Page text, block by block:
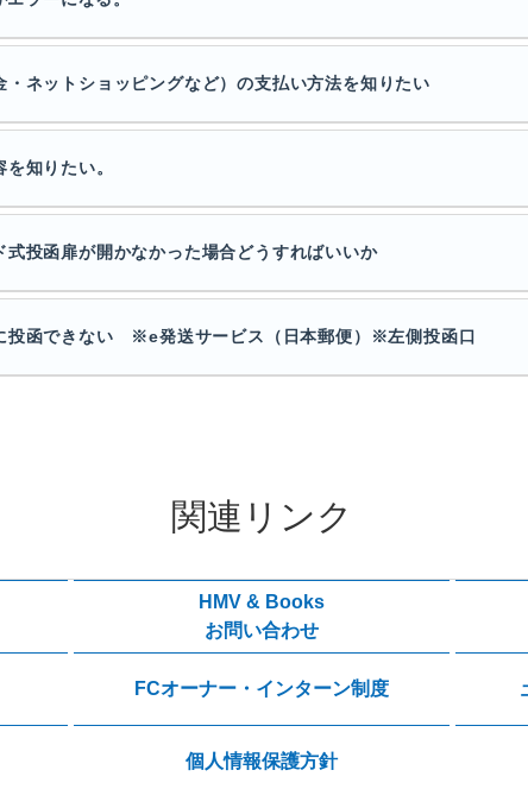
ネットショッピングなど）の支払い方法を知りたい
知りたい。
投函扉が開かなかった場合どうすればいいか
投函できない ※e発送サービス（日本郵便）※左側投函口
関連リンク
HMV & Books
お問い合わせ
FCオーナー・インターン制度
個人情報保護方針